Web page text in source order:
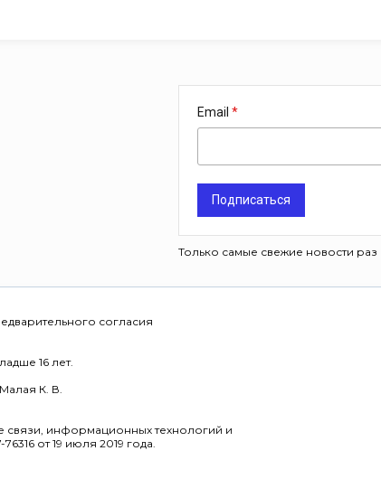
Email
Подписаться
Только самые свежие новости
согласия
16 лет.
К. В.
информационных технологий и
от 19 июля 2019 года.